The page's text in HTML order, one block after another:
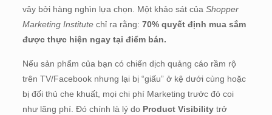
vây bởi hàng nghìn lựa chọn. Một khảo sát của Shopper
Marketing Institutechỉ ra rằng: 70% quyết định mua sắm
được thực hiện ngay tại điểm bán.
Nếu sản phẩm của bạn có chiến dịch quảng cáo rầm rộ
trên TV/Facebook nhưng lại bị “giấu” ở kệ dưới cùng hoặc
bị đối thủ che khuất, mọi chi phí Marketing trước đó coi
như lãng phí. Đó chính là lý do Product Visibilitytrở